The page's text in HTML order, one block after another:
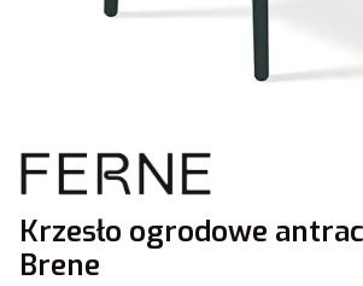
Krzesło ogrodowe
Brene